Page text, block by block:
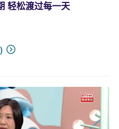
轻松渡过每一天